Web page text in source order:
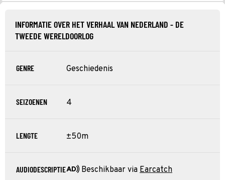
INFORMATIE OVER HET VERHAAL VAN NEDERLAND - DE
TWEEDE WERELDOORLOG
GENRE Geschiedenis
SEIZOENEN 4
LENGTE ±50m
AUDIODESCRIPTIE Beschikbaar via Earcatch